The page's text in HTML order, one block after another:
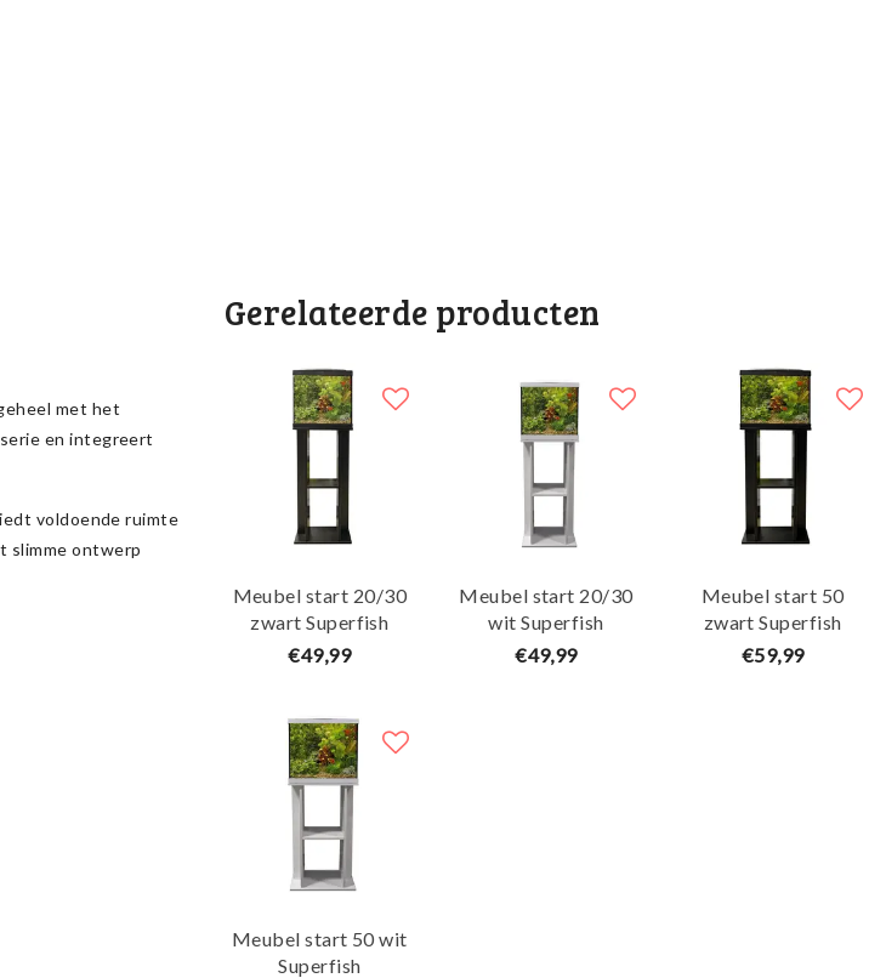
met het
en integreert
voldoende ruimte
slimme ontwerp
Gerelateerde producten
Meubel start 20/30
zwart Superfish
€49,99
Meubel start 20/30
wit Superfish
€49,99
Meubel start 50
zwart Superfish
€59,99
Meubel start 50 wit
Superfish